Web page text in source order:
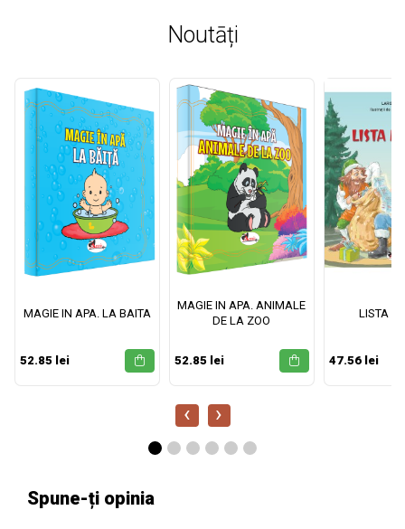
Noutāți
MAGIE IN APA. LA BAITA
52.85 lei
MAGIE IN APA. ANIMALE
DE LA ZOO
52.85 lei
LISTA
47.56 lei
‹ ›
Spune-ți opinia